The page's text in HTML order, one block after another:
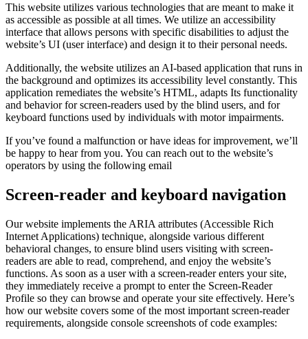
This website utilizes various technologies that are meant to make it
as accessible as possible at all times. We utilize an accessibility
interface that allows persons with specific disabilities to adjust the
website’s UI (user interface) and design it to their personal needs.
Additionally, the website utilizes an AI-based application that runs in
the background and optimizes its accessibility level constantly. This
application remediates the website’s HTML, adapts Its functionality
and behavior for screen-readers used by the blind users, and for
keyboard functions used by individuals with motor impairments.
If you’ve found a malfunction or have ideas for improvement, we’ll
be happy to hear from you. You can reach out to the website’s
operators by using the following email
Screen-reader and keyboard navigation
Our website implements the ARIA attributes (Accessible Rich
Internet Applications) technique, alongside various different
behavioral changes, to ensure blind users visiting with screen-
readers are able to read, comprehend, and enjoy the website’s
functions. As soon as a user with a screen-reader enters your site,
they immediately receive a prompt to enter the Screen-Reader
Profile so they can browse and operate your site effectively. Here’s
how our website covers some of the most important screen-reader
requirements, alongside console screenshots of code examples: